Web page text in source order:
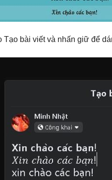
bài viết và nhấn giữ để